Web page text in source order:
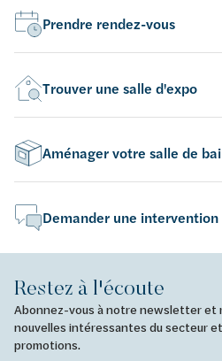
Prendre rendez-vous
Trouver une salle d'expo
Aménager votre salle de
Demander une intervention
Restez à l'écoute
Abonnez-vous à notre newsletter et
nouvelles intéressantes du secteur
promotions.